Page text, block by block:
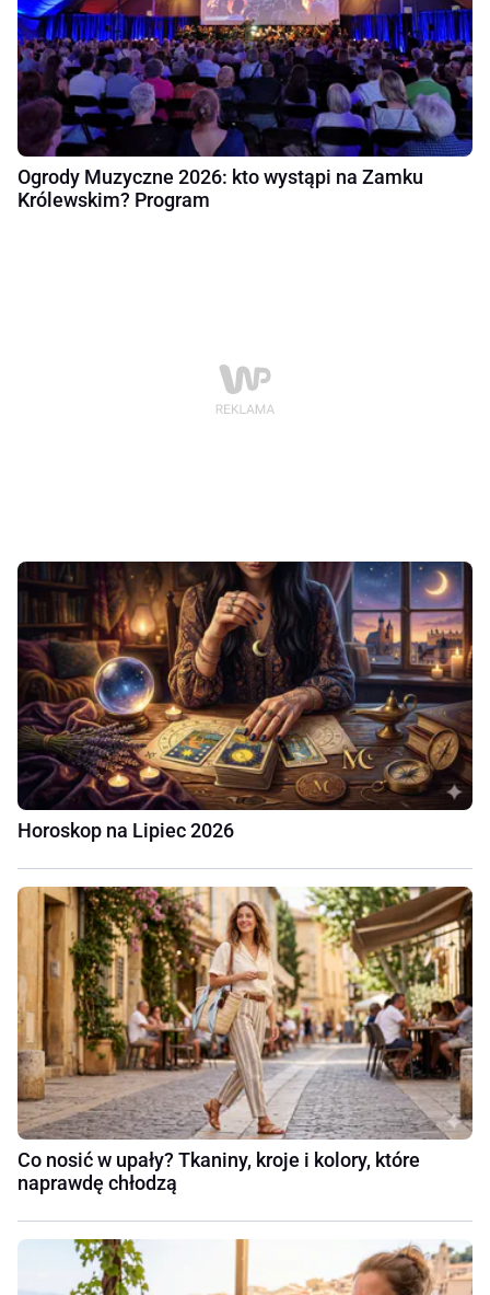
Ogrody Muzyczne 2026: kto wystąpi na Zamku
Królewskim? Program
Horoskop na Lipiec 2026
Co nosić w upały? Tkaniny, kroje i kolory, które
naprawdę chłodzą